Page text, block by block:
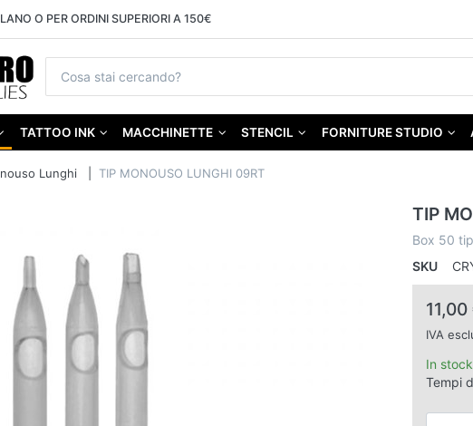
O PER ORDINI SUPERIORI A 150€
TATTOO INK MACCHINETTE STENCIL FORNITURE STUDIO
Lunghi TIP MONOUSO LUNGHI 09RT
TIP
Box 50 tip
SKU
11,00
IVA
In stock
Tempi